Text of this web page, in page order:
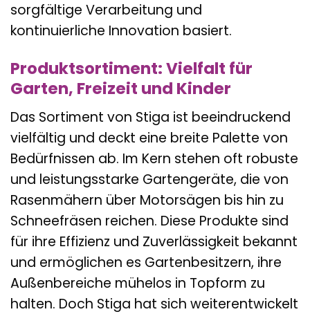
sorgfältige Verarbeitung und
kontinuierliche Innovation basiert.
Produktsortiment: Vielfalt für
Garten, Freizeit und Kinder
Das Sortiment von Stiga ist beeindruckend
vielfältig und deckt eine breite Palette von
Bedürfnissen ab. Im Kern stehen oft robuste
und leistungsstarke Gartengeräte, die von
Rasenmähern über Motorsägen bis hin zu
Schneefräsen reichen. Diese Produkte sind
für ihre Effizienz und Zuverlässigkeit bekannt
und ermöglichen es Gartenbesitzern, ihre
Außenbereiche mühelos in Topform zu
halten. Doch Stiga hat sich weiterentwickelt